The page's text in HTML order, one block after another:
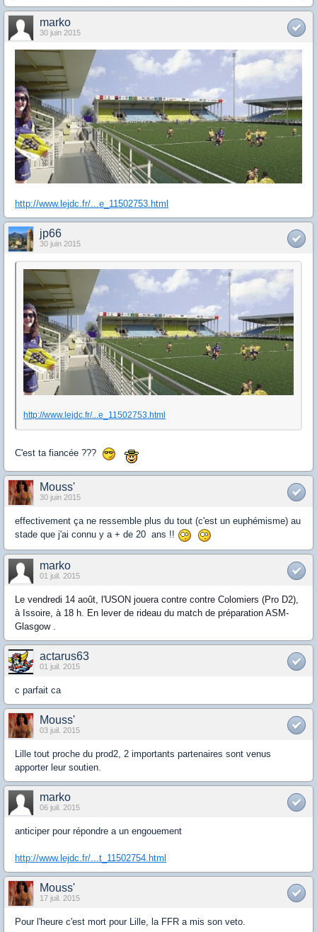
marko
30 juin 2015
http://www.lejdc.fr/...e_11502753.html
jp66
30 juin 2015
http://www.lejdc.fr/...e_11502753.html
C'est ta fiancée ???
Mouss'
30 juin 2015
effectivement ça ne ressemble plus du tout (c'est un euphémisme) au
stade que j'ai connu y a + de 20 ans !!
marko
01 juil. 2015
Le vendredi 14 août, l'USON jouera contre contre Colomiers (Pro D2),
à Issoire, à 18 h. En lever de rideau du match de préparation ASM-
Glasgow .
actarus63
01 juil. 2015
c parfait ca
Mouss'
03 juil. 2015
Lille tout proche du prod2, 2 importants partenaires sont venus
apporter leur soutien.
marko
06 juil. 2015
anticiper pour répondre a un engouement
http://www.lejdc.fr/...t_11502754.html
Mouss'
17 juil. 2015
Pour l'heure c'est mort pour Lille, la FFR a mis son veto.